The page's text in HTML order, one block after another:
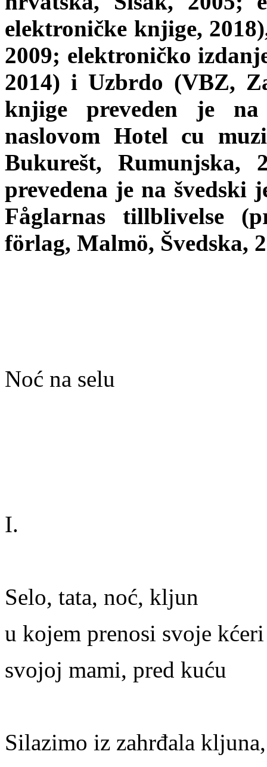
elektroničke knjige,
2009; elektroničko
2014) i Uzbrdo (VBZ,
knjige preveden je
naslovom Hotel cu
Bukurešt, Rumunjska,
prevedena je na švedski
Fåglarnas tillblivelse
förlag, Malmö, Švedska,
Noć na selu
I.
Selo, tata, noć, kljun
u kojem prenosi svoje kćeri
svojoj mami, pred kuću
Silazimo iz zahrđala